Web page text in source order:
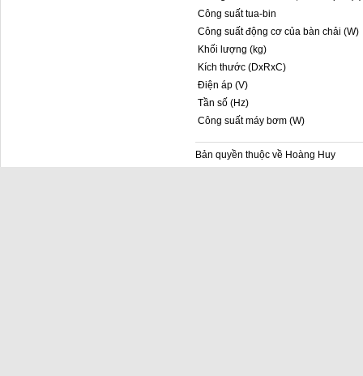
Công suất tua-bin
Công suất động cơ của bàn chải (W)
Khối lượng (kg)
Kích thước (DxRxC)
Điện áp (V)
Tần số (Hz)
Công suất máy bơm (W)
Bản quyền thuộc về Hoàng Huy